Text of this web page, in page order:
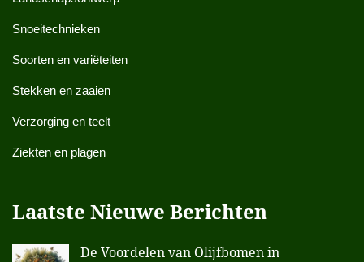
Snoeitechnieken
Soorten en variëteiten
Stekken en zaaien
Verzorging en teelt
Ziekten en plagen
Laatste Nieuwe Berichten
De Voordelen van Olijfbomen in